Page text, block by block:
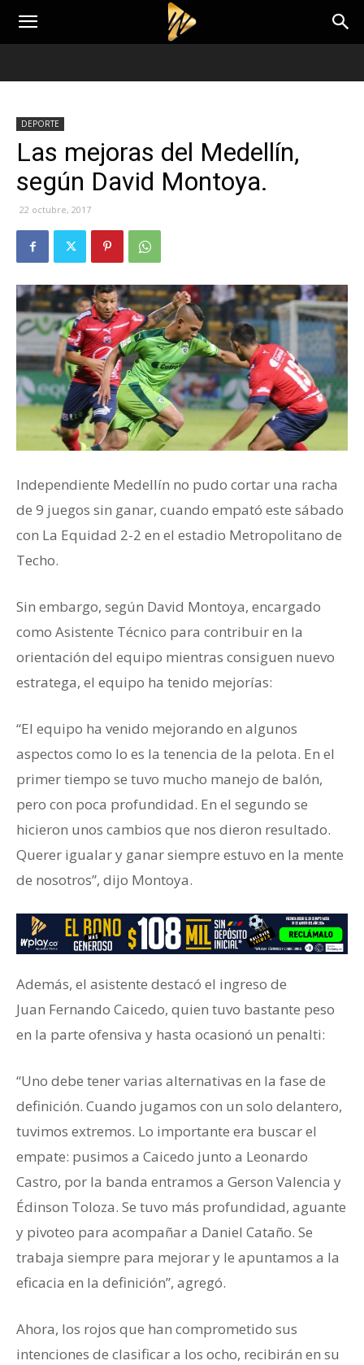
DEPORTE
Las mejoras del Medellín,
según David Montoya.
22 octubre, 2017
Independiente Medellín no pudo cortar una racha
de 9 juegos sin ganar, cuando empató este sábado
con La Equidad 2-2 en el estadio Metropolitano de
Techo.
Sin embargo, según David Montoya, encargado
como Asistente Técnico para contribuir en la
orientación del equipo mientras consiguen nuevo
estratega, el equipo ha tenido mejorías:
“El equipo ha venido mejorando en algunos
aspectos como lo es la tenencia de la pelota. En el
primer tiempo se tuvo mucho manejo de balón,
pero con poca profundidad. En el segundo se
hicieron unos cambios que nos dieron resultado.
Querer igualar y ganar siempre estuvo en la mente
de nosotros”, dijo Montoya.
Además, el asistente destacó el ingreso de
Juan Fernando Caicedo, quien tuvo bastante peso
en la parte ofensiva y hasta ocasionó un penalti:
“Uno debe tener varias alternativas en la fase de
definición. Cuando jugamos con un solo delantero,
tuvimos extremos. Lo importante era buscar el
empate: pusimos a Caicedo junto a Leonardo
Castro, por la banda entramos a Gerson Valencia y
Édinson Toloza. Se tuvo más profundidad, aguante
y pivoteo para acompañar a Daniel Cataño. Se
trabaja siempre para mejorar y le apuntamos a la
eficacia en la definición”, agregó.
Ahora, los rojos que han comprometido sus
intenciones de clasificar a los ocho, recibirán en su